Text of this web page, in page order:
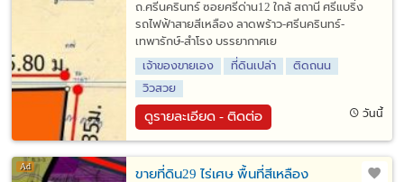
ถ.ศรีนครินทร์ ซอยศรีด่าน12 ใกล้ สถานี ศรีแบริ่ง
รถไฟฟ้าสายสีเหลือง ลาดพร้าว-ศรีนครินทร์-
เทพารักษ์-สำโรง บรรยากาศเย
เจ้าของขายเอง
ที่ดินเปล่า
ติดถนน
วิวสวย
ดูรายละเอียด - ติดต่อ วันนี้
ขายที่ดิน29 ไร่เศษ พื้นที่สีเหลือง